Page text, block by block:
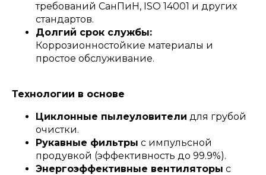
требований СанПиН, ISO 14001 и других
стандартов.
Долгий срок службы:
Коррозионностойкие материалы и
простое обслуживание.
Технологии в основе
Циклонные пылеуловители для грубой
очистки.
Рукавные фильтры с импульсной
продувкой (эффективность до 99.9%).
Энергоэффективные вентиляторы с